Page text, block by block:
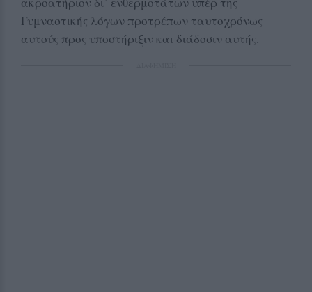
Γυμναστικής λόγων προτρέπων ταυτοχρόνως
αυτούς προς υποστήριξιν και διάδοσιν αυτής.